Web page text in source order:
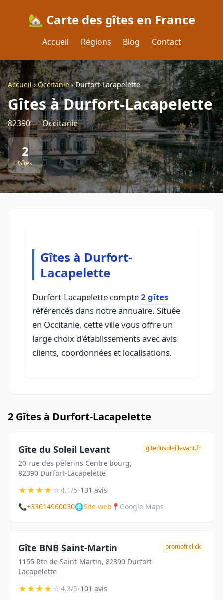
🏡 Carte des gîtes en France
Accueil Régions Blog Contact
Accueil›Occitanie›Durfort-Lacapelette
Gîtes à Durfort-Lacapelette
82390 — Occitanie
2
Gîtes
Gîtes à Durfort-
Lacapelette
Durfort-Lacapelette compte2 gîtes
référencés dans notre annuaire. Située
en Occitanie, cette ville vous offre un
large choix d'établissements avec avis
clients, coordonnées et localisations.
2 Gîtes à Durfort-Lacapelette
Gîte du Soleil Levant
20 rue des pèlerins Centre bourg,
82390 Durfort-Lacapelette
gitedusoleillevant.fr
★★★★☆4.1/5•131 avis
📞+33614960030🌐Site web 📍 Google Maps
Gîte BNB Saint-Martin
1155 Rte de Saint-Martin, 82390 Durfort-
Lacapelette
promofr.click
★★★★☆4.3/5•101 avis